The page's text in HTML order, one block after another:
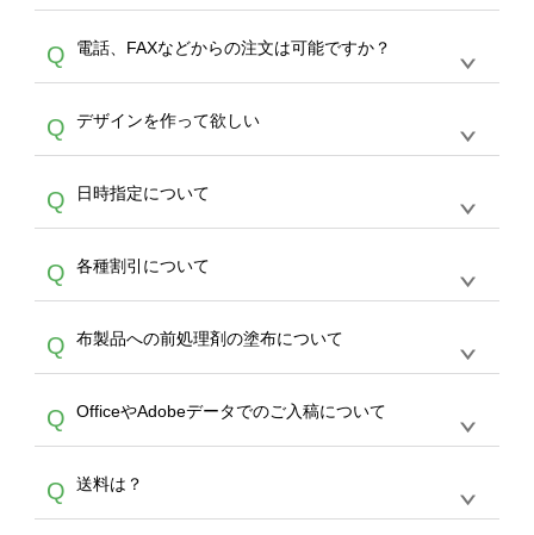
デザインの作成から決済まで完了できます。
30枚以上やシルク印刷など、大口注文の場合
は、サポートが担当するエコバッグコンシェル
やタンブラーコンシェルをご利用ください。製
作する数量が多ければ多いほど、オンデマンド
サービスよりも低価格で製作することが可能で
す。
A
ドできるデータ形式は、JPG / PNG / AI / PSD /
PDF 形式になります。データの最大サイズ
写真などもアップロード可能です。使用できな
い画像はエラーになります。（※ Illustratorか
らの直接入稿には対応していません。AIで保存
し、デザインツールからアップロードして下さ
い）
Q 電話、FAXなどからの注文は可能ですか？
A
文のみ受け付けております。30個以上のご製
作をお考えの方は、サポートが担当するエコバ
スをご利用頂ければ、電話やFAX、メールなど
でご注文が可能です。
Q デザインを作って欲しい
A
を作って欲しい。などの場合は、製作数量が
30個以上であれば、サポート担当が、デザイ
バッグコンシェル
サー
ビスをご利用ください。(※ 30個以下の場合
は、デザインツールをご利用ください)
Q 日時指定について
A
ん。発送後18時以降に配送業者・伝票番号を
メールでお知らせいたしますので、直接配送業
者にご連絡いただき調整をお願い致します。
Q 各種割引について
A
カート内で自動的に割引(最大50%)が適用され
ます。 【付与ポイント】購入金額の1％が1ポ
イントとして付与され、次回ご注文時に1ポイ
ント＝1円としてお使いいただけます。ポイン
トは発送完了の翌日に付与され、次回ご注文時
からご利用頂けます。ポイントの有効期限は一
年間です。【会員ランク】過去10カ月のご注
文回数により会員ランク割引(最大5%)が適用
Q 布製品への前処理剤の塗布について
A
意点（前処理剤）】カラー生地（Tシャツのホ
ワイト、トートバッグのナチュラル、ホワイト
といって、プリントを定着させるための処理剤
を塗布しており、短納期・低価格で商品をお届
Q OfficeやAdobeデータでのご入稿について
A
ません。いずれのデータも該当デザインのみ画
像(JPEG,PNG,GIF,PDF)に変換、またはAdobe
Q 送料は？